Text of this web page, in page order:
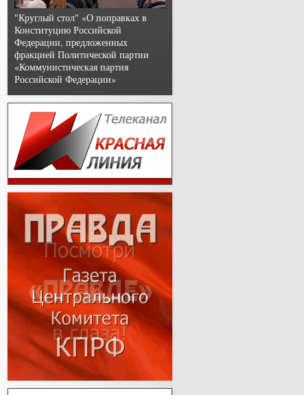
"Круглый стол" «О поправках в
Конституцию Российской
Федерации, предложенных
фракцией Политической партии
«Коммунистическая партия
Российской Федерации»